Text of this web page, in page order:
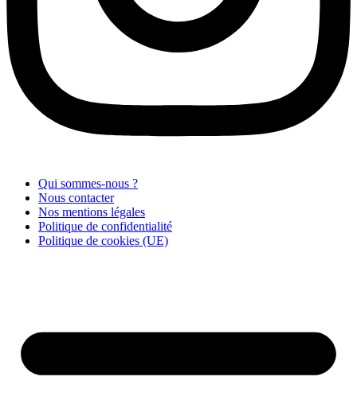
Qui sommes-nous ?
Nous contacter
Nos mentions légales
Politique de confidentialité
Politique de cookies (UE)